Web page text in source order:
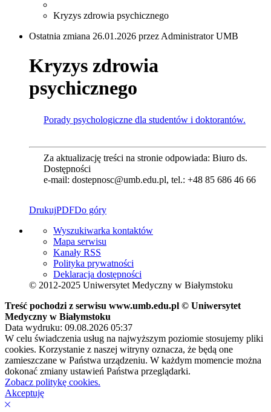
Kryzys zdrowia psychicznego
Ostatnia zmiana 26.01.2026 przez Administrator UMB
Kryzys zdrowia
psychicznego
Porady psychologiczne dla studentów i doktorantów.
Za aktualizację treści na stronie odpowiada: Biuro ds.
Dostępności
e-mail: dostepnosc@umb.edu.pl, tel.: +48 85 686 46 66
DrukujPDFDo góry
Wyszukiwarka kontaktów
Mapa serwisu
Kanały RSS
Polityka prywatności
Deklaracja dostępności
© 2012-2025 Uniwersytet Medyczny w Białymstoku
Treść pochodzi z serwisu www.umb.edu.pl © Uniwersytet
Medyczny w Białymstoku
Data wydruku: 09.08.2026 05:37
W celu świadczenia usług na najwyższym poziomie stosujemy pliki
cookies. Korzystanie z naszej witryny oznacza, że będą one
zamieszczane w Państwa urządzeniu. W każdym momencie można
dokonać zmiany ustawień Państwa przeglądarki.
Zobacz politykę cookies.
Akceptuję